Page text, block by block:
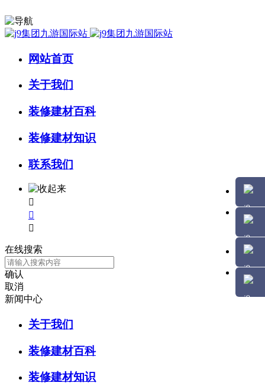
网站首页
关于我们
装修建材百科
装修建材知识
联系我们



在线搜索
确认
取消
新闻中心
关于我们
装修建材百科
装修建材知识